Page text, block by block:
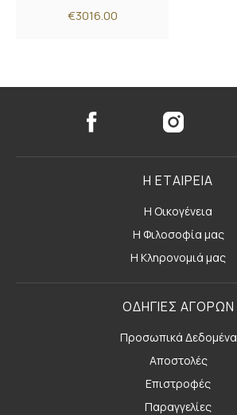
€3016.00
Η ΕΤΑΙΡΕΙΑ
Η Οικογένεια
Η Φιλοσοφία μας
Η Κληρονομιά μας
ΟΔΗΓΙΕΣ ΑΓΟΡΩΝ
Προσωπικά Δεδομένα
Αποστολές
Επιστροφές
Παραγγελίες